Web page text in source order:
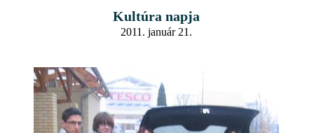
Kultúra napja
2011. január 21.